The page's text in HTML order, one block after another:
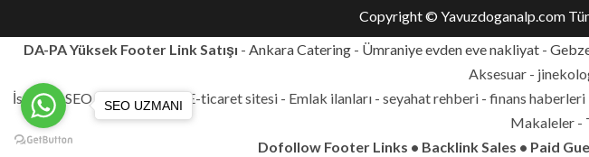
Copyright © Yavuzdoganalp.com
DA-PA Yüksek Footer Link Satışı - Ankara Catering- Ümraniye evden eve nakliyat-
Aksesuar -
İstanbul SEO Danışmanlığı - E-ticaret sitesi - Emlak ilanları - seyahat rehberi - finans
Makaleler -
Dofollow Footer Links • Backlink Sales • Paid
SEO UZMANI